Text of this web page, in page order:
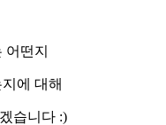
떤지
에 대해
습니다 :)